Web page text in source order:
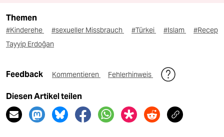
Themen
#Kinderehe #sexueller Missbrauch #Türkei #Islam
#Recep
Tayyip Erdoğan
Feedback Kommentieren Fehlerhinweis
Diesen Artikel teilen